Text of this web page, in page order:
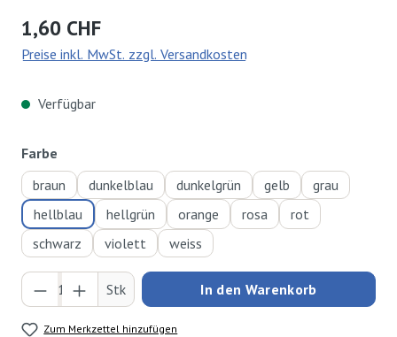
Regulärer Preis:
1,60 CHF
Preise inkl. MwSt. zzgl. Versandkosten
Verfügbar
Farbe
braun
dunkelblau dunkelgrün gelb
grau
hellblau
hellgrün orange rosa
rot
schwarz
violett weiss
Produkt Anzahl: Gib den gewünschten Wert
Stk In den Warenkorb
Zum Merkzettel hinzufügen